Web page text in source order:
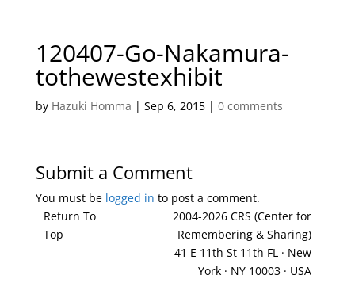
120407-Go-Nakamura-
tothewestexhibit
by Hazuki Homma | Sep 6, 2015| 0 comments
Submit a Comment
You must be logged in to post a comment.
Return To
Top
2004-2026 CRS (Center for
Remembering & Sharing)
41 E 11th St 11th FL · New
York · NY 10003 · USA